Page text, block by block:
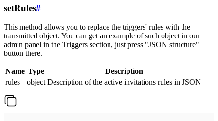
setRules#
This method allows you to replace the triggers' rules with the
transmitted object. You can get an example of such object in our
admin panel in the Triggers section, just press "JSON structure"
button there.
Name Type
Description
rules
object Description of the active invitations rules in JSON